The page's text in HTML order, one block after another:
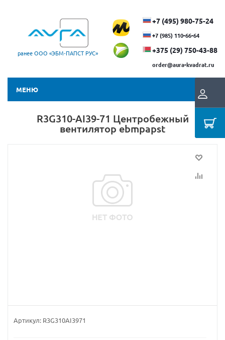
ранее ООО «ЭБМ‑ПАПСТ РУС»
+7 (495) 980-75-24
+7 (985) 110-66-64
+375 (29) ​750-43-88
order@aura-kvadrat.ru
МЕНЮ
R3G310-AI39-71 Центробежный
вентилятор ebmpapst
Артикул: R3G310AI3971